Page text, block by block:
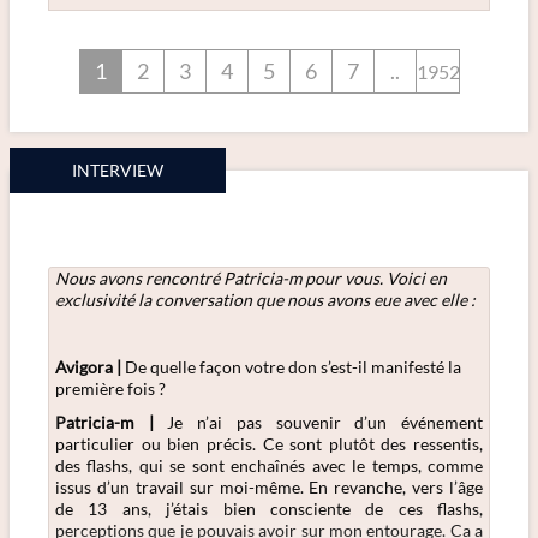
1 2 3 4 5 6 7 .. 1952
INTERVIEW
Nous avons rencontré Patricia-mpour vous. Voici en
exclusivité la conversation que nous avons eue avec elle :
Avigora | De quelle façon votre don s’est-il manifesté la
première fois ?
Patricia-m | Je n’ai pas souvenir d’un événement
particulier ou bien précis. Ce sont plutôt des ressentis,
des flashs, qui se sont enchaînés avec le temps, comme
issus d’un travail sur moi-même. En revanche, vers l’âge
de 13 ans, j’étais bien consciente de ces flashs,
perceptions que je pouvais avoir sur mon entourage. Ca a